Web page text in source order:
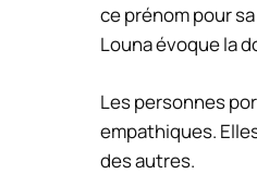
ce prénom pour
Louna évoque la
Les personnes
empathiques.
des autres.